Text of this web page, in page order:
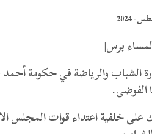
برس|
الشباب والرياضة في حكومة
الفوضى.
خلفية اعتداء قوات المجلس